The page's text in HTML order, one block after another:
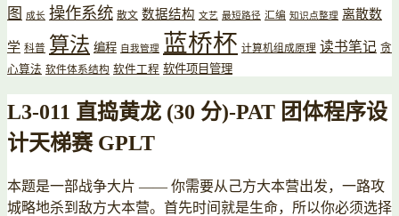
图
成长 操作系统 散文 数据结构 文艺 最短路径 汇编 知识点整理 离散数
学 科普 算法 编程 自我管理 蓝桥杯 计算机组成原理 读书笔记 贪
心算法 软件体系结构 软件工程 软件项目管理
L3-011 直捣黄龙 (30 分)-PAT 团体程序设
计天梯赛 GPLT
本题是一部战争大片 —— 你需要从己方大本营出发，一路攻
城略地杀到敌方大本营。首先时间就是生命，所以你必须选择